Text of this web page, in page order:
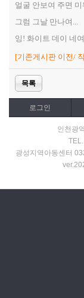
얼굴 안보여 주면
그럼 그날 만나여...
잉! 화이트 데이 네
[기존게시판 이전/
목록
로그인
인천광
광성지역아동센터